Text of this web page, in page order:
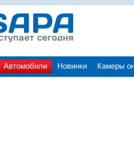
Автомобили Новинки Камеры